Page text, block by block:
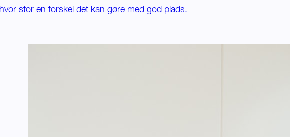
hvor stor en forskel det kan gøre med god plads.